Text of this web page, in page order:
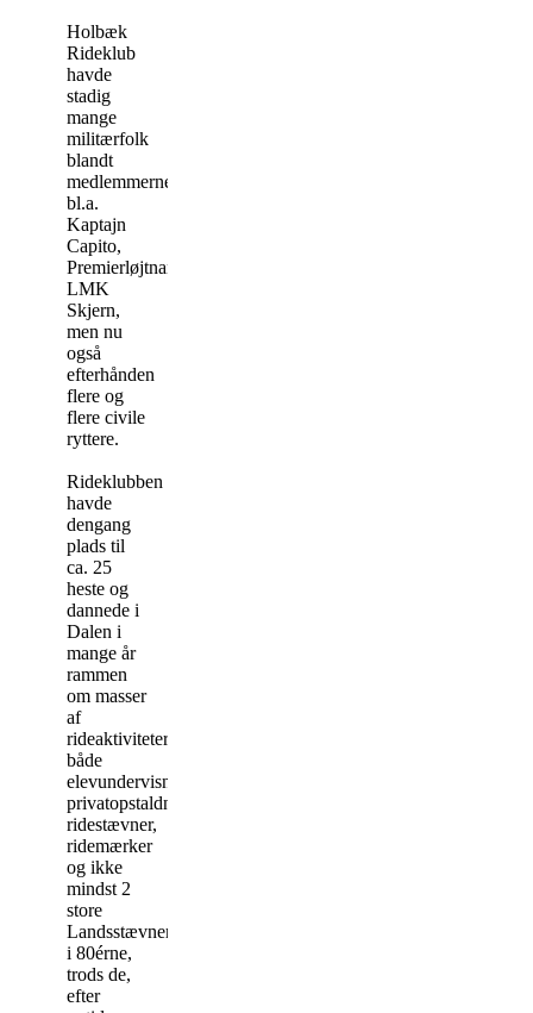
Holbæk
Rideklub
havde
stadig
mange
militærfolk
blandt
medlemmerne
bl.a.
Kaptajn
Capito,
Premierløjtnant
LMK
Skjern,
men nu
også
efterhånden
flere og
flere civile
ryttere.
Rideklubben
havde
dengang
plads til
ca. 25
heste og
dannede i
Dalen i
mange år
rammen
om masser
af
rideaktiviteter
både
elevundervisning,
privatopstaldninger,
ridestævner,
ridemærker
og ikke
mindst 2
store
Landsstævner
i 80érne,
trods de,
efter